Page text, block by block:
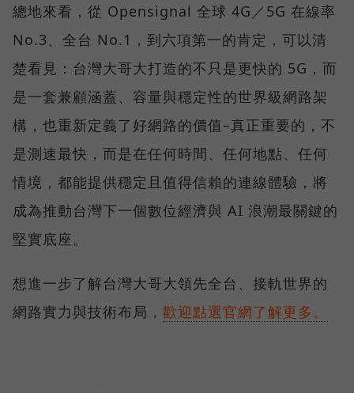
總地來看，從 Opensignal 全球 4G／5G 在線率
No.3、全台 No.1，到六項第一的肯定，可以清
楚看見：台灣大哥大打造的不只是更快的 5G，而
是一套兼顧涵蓋、容量與穩定性的世界級網路架
構，也重新定義了好網路的價值–真正重要的，不
是測速最快，而是在任何時間、任何地點、任何
情境，都能提供穩定且值得信賴的連線體驗，將
成為推動台灣下一個數位經濟與 AI 浪潮最關鍵的
堅實底座。
想進一步了解台灣大哥大領先全台、接軌世界的
網路實力與技術布局， 歡迎點選官網了解更多。